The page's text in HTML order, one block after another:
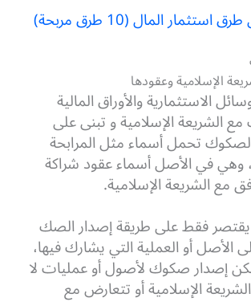
استثمار المال (10 طرق مربحة)
الاستثمارية والأوراق المالية
الشريعة الإسلامية و تبنى على
تحمل أسماء مثل المرابحة
وهي في الأصل أسماء عقود شراكة
مع الشريعة الإسلامية.
يقتصر فقط على طريقة إصدار الصك
الأصل أو العملية التي يشارك فيها،
إصدار صكوك لأصول أو عمليات لا
الإسلامية أو تتعارض مع